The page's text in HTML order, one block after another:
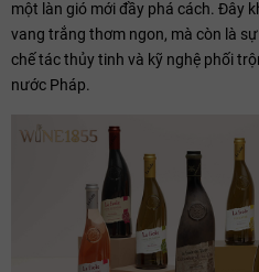
một làn gió mới đầy phá cách. Đây
vang trắng thơm ngon, mà còn là
chế tác thủy tinh và kỹ nghệ phối
nước Pháp.